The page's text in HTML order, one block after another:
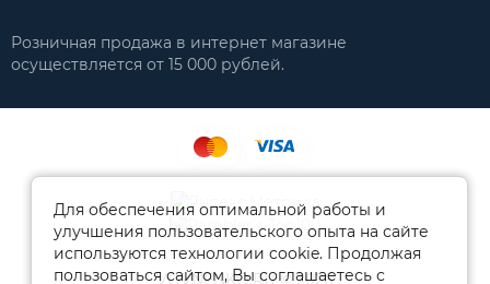
Розничная продажа в интернет магазине
осуществляется от 15 000 рублей.
VOVNENKO.RU © 2026
Для обеспечения оптимальной работы и
улучшения пользовательского опыта на сайте
используются технологии cookie. Продолжая
пользоваться сайтом, Вы соглашаетесь с